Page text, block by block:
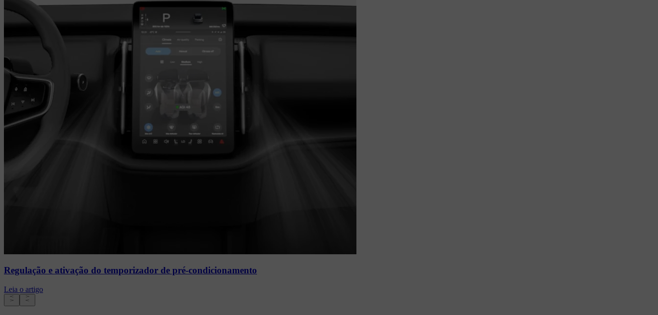
Regulação e ativação do temporizador de pré-condicionamento
Leia o artigo